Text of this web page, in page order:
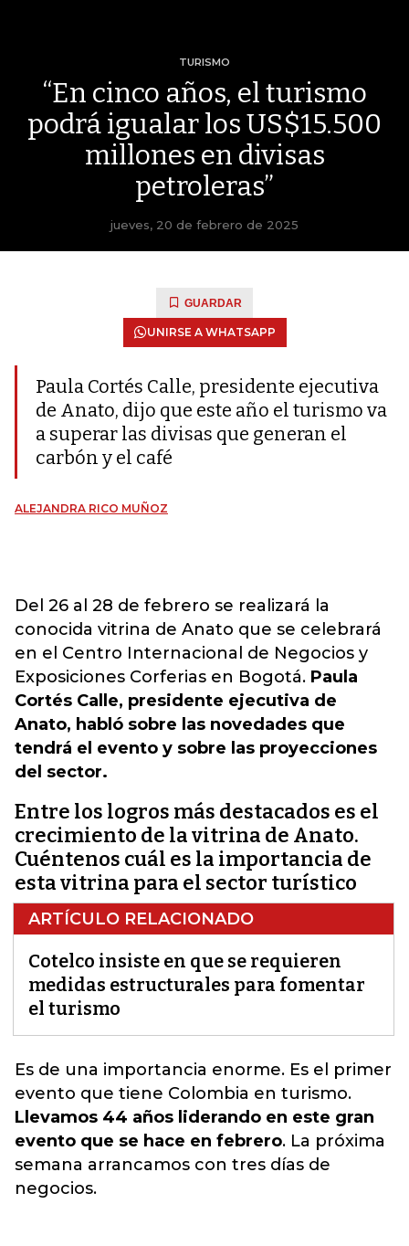
TURISMO
“En cinco años, el turismo
podrá igualar los US$15.500
millones en divisas
petroleras”
jueves, 20 de febrero de 2025
GUARDAR
UNIRSE A WHATSAPP
Paula Cortés Calle, presidente ejecutiva
de Anato, dijo que este año el turismo va
a superar las divisas que generan el
carbón y el café
ALEJANDRA RICO MUÑOZ
Del 26 al 28 de febrero se realizará la
conocida vitrina de Anato que se celebrará
en el Centro Internacional de Negocios y
Exposiciones Corferias en Bogotá. Paula
Cortés Calle, presidente ejecutiva de
Anato, habló sobre las novedades que
tendrá el evento y sobre las proyecciones
del sector.
Entre los logros más destacados es el
crecimiento de la vitrina de Anato.
Cuéntenos cuál es la importancia de
esta vitrina para el sector turístico
ARTÍCULO RELACIONADO
Cotelco insiste en que se requieren
medidas estructurales para fomentar
el turismo
Es de una importancia enorme. Es el primer
evento que tiene Colombia en turismo.
Llevamos 44 años liderando en este gran
evento que se hace en febrero. La próxima
semana arrancamos con tres días de
negocios.